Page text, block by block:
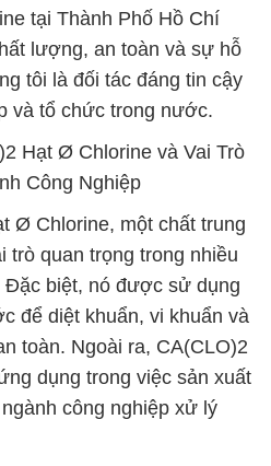
tại Thành Phố Hồ Chí
lượng, an toàn và sự hỗ
tôi là đối tác đáng tin cậy
và tổ chức trong nước.
Hạt Ø Chlorine và Vai Trò
Công Nghiệp
Ø Chlorine, một chất trung
trò quan trọng trong nhiều
Đặc biệt, nó được sử dụng
để diệt khuẩn, vi khuẩn và
toàn. Ngoài ra, CA(CLO)2
dụng trong việc sản xuất
công nghiệp xử lý